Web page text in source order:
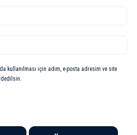
kullanılması için adım, e-posta adresim ve site